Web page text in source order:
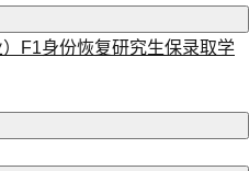
F1身份恢复研究生保录取学